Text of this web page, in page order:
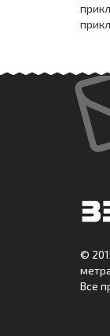
©
Все